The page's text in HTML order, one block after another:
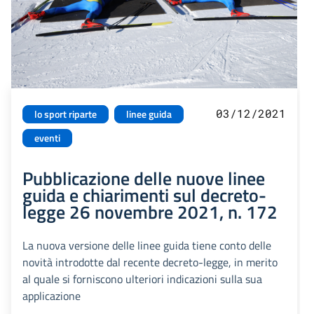
lo sport riparte
linee guida
eventi
03/12/2021
Pubblicazione delle nuove linee
guida e chiarimenti sul decreto-
legge 26 novembre 2021, n. 172
La nuova versione delle linee guida tiene conto delle
novità introdotte dal recente decreto-legge, in merito
al quale si forniscono ulteriori indicazioni sulla sua
applicazione